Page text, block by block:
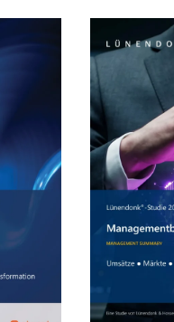
Lünendonk-Siegel
Insight Plattform – Mit einem
Ihren Markt im Blick